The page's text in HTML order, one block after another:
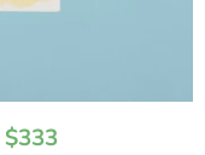
$333